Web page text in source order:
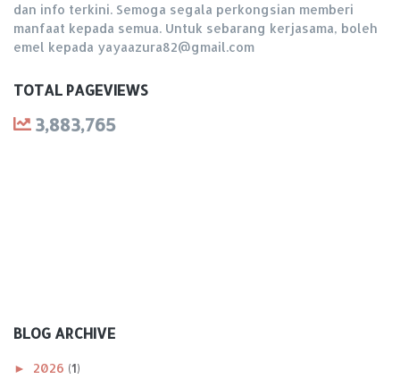
dan info terkini. Semoga segala perkongsian memberi
manfaat kepada semua. Untuk sebarang kerjasama, boleh
emel kepada yayaazura82@gmail.com
TOTAL PAGEVIEWS
3,883,765
BLOG ARCHIVE
► 2026 (1)